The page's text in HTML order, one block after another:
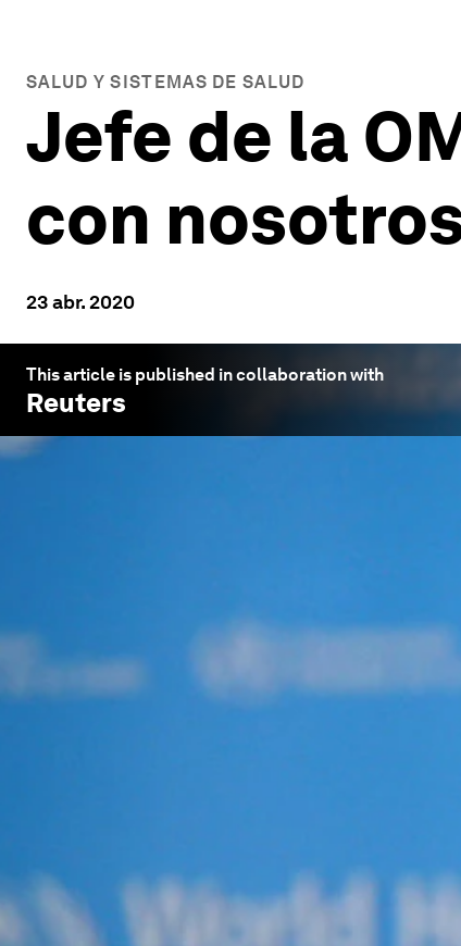
SALUD Y SISTEMAS DE SALUD
Jefe de la
con
23 abr. 2020
This article is published in collaboration with
Reuters